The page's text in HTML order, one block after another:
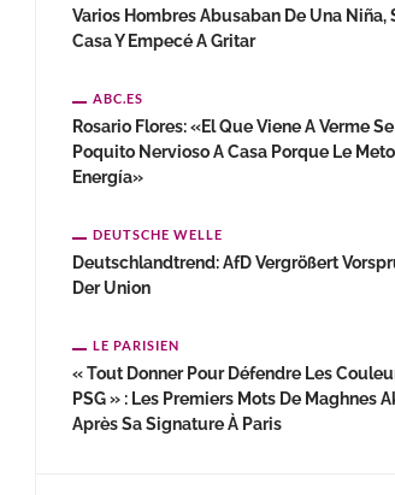
Varios Hombres Abusaban De Una Niña,
Casa Y Empecé A Gritar
ABC.ES
Rosario Flores: «El Que Viene A Verme
Poquito Nervioso A Casa Porque Le
Energía»
DEUTSCHE WELLE
Deutschlandtrend: AfD Vergrößert
Der Union
LE PARISIEN
« Tout Donner Pour Défendre Les
PSG » : Les Premiers Mots De Maghnes
Après Sa Signature À Paris